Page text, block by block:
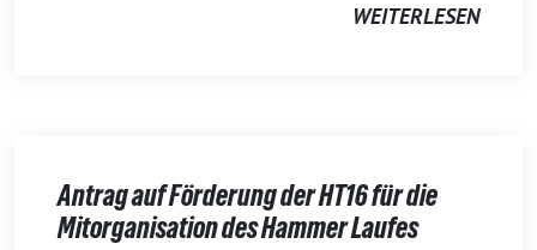
WEITERLESEN
Antrag auf Förderung der HT16 für die
Mitorganisation des Hammer Laufes